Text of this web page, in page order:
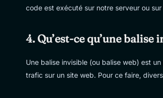
code est exécuté sur notre serveur ou
4. Qu’est-ce qu’une balise
Une balise invisible (ou balise web) est
trafic sur un site web. Pour ce faire,